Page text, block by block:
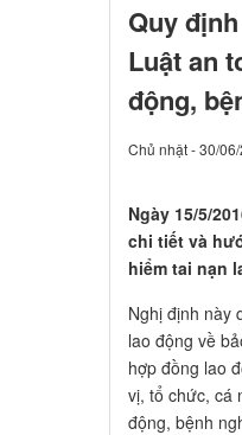
Quy
Luật an
động,
Chủ nhật - 30/
​Ngày 15/5/
chi tiết và
hiểm tai nạn
Nghị định này
lao động về
hợp đồng lao
vị, tổ chức, cá
động, bệnh